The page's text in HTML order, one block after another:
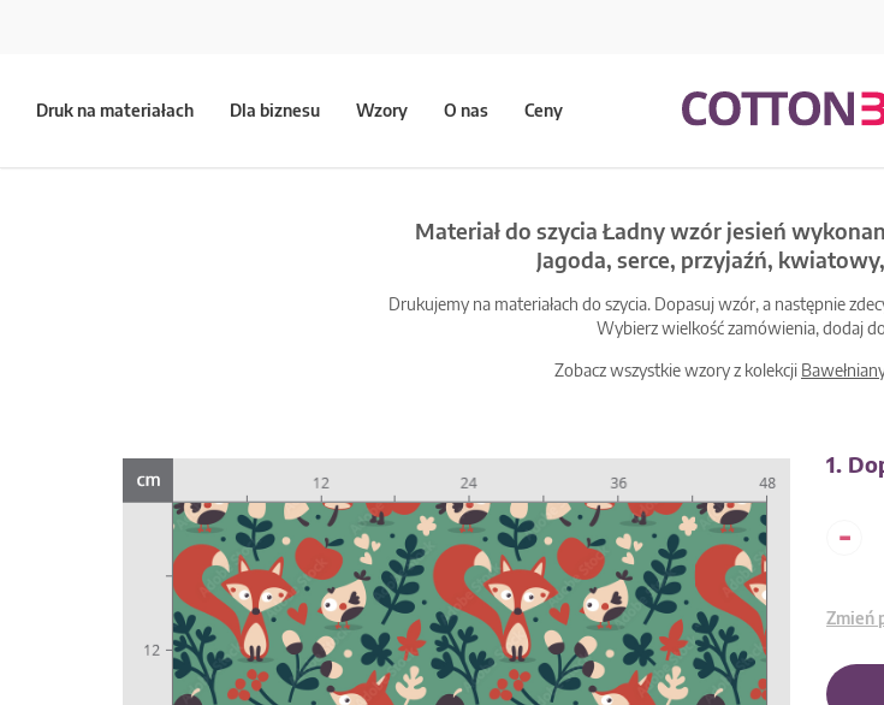
Druk na materiałach Dla biznesu Wzory O nas Ceny
Materiał do szycia Ładny wzór jesień
Jagoda, serce, przyjaźń,
Drukujemy na materiałach do szycia. Dopasuj wzór, a następnie
Wybierz wielkość zamówienia, dodaj
Zobacz wszystkie wzory z kolekcji
1.
-
Zmień